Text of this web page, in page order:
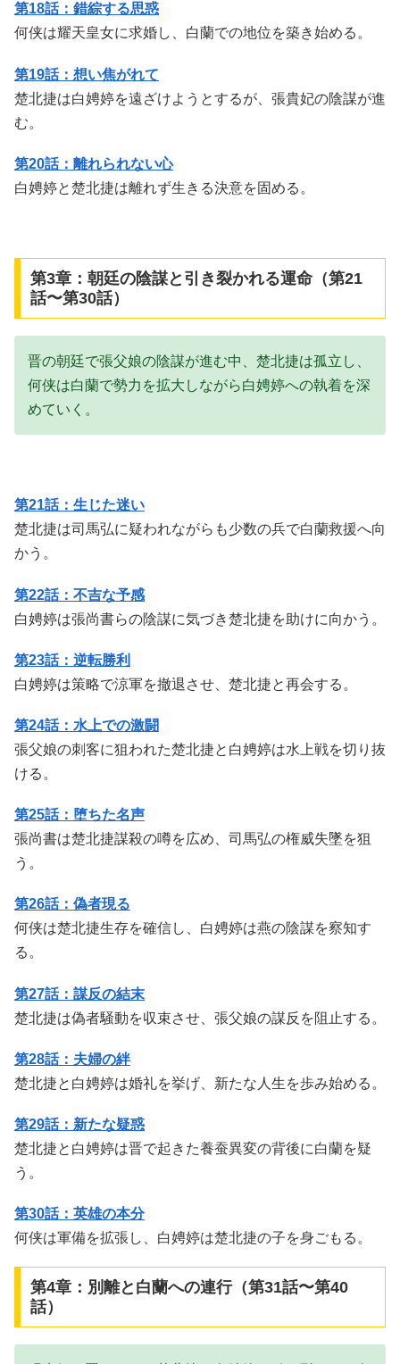
第18話：錯綜する思惑
何侠は耀天皇女に求婚し、白蘭での地位を築き始める。
第19話：想い焦がれて
楚北捷は白娉婷を遠ざけようとするが、張貴妃の陰謀が進
む。
第20話：離れられない心
白娉婷と楚北捷は離れず生きる決意を固める。
第3章：朝廷の陰謀と引き裂かれる運命（第21
話〜第30話）
晋の朝廷で張父娘の陰謀が進む中、楚北捷は孤立し、
何侠は白蘭で勢力を拡大しながら白娉婷への執着を深
めていく。
第21話：生じた迷い
楚北捷は司馬弘に疑われながらも少数の兵で白蘭救援へ向
かう。
第22話：不吉な予感
白娉婷は張尚書らの陰謀に気づき楚北捷を助けに向かう。
第23話：逆転勝利
白娉婷は策略で涼軍を撤退させ、楚北捷と再会する。
第24話：水上での激闘
張父娘の刺客に狙われた楚北捷と白娉婷は水上戦を切り抜
ける。
第25話：堕ちた名声
張尚書は楚北捷謀殺の噂を広め、司馬弘の権威失墜を狙
う。
第26話：偽者現る
何侠は楚北捷生存を確信し、白娉婷は燕の陰謀を察知す
る。
第27話：謀反の結末
楚北捷は偽者騒動を収束させ、張父娘の謀反を阻止する。
第28話：夫婦の絆
楚北捷と白娉婷は婚礼を挙げ、新たな人生を歩み始める。
第29話：新たな疑惑
楚北捷と白娉婷は晋で起きた養蚕異変の背後に白蘭を疑
う。
第30話：英雄の本分
何侠は軍備を拡張し、白娉婷は楚北捷の子を身ごもる。
第4章：別離と白蘭への連行（第31話〜第40
話）